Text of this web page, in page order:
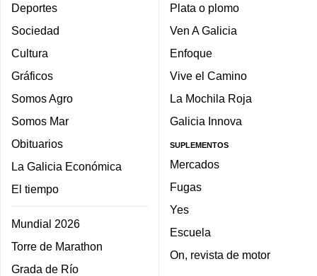
Deportes
Sociedad
Cultura
Gráficos
Somos Agro
Somos Mar
Obituarios
La Galicia Económica
El tiempo
Mundial 2026
Torre de Marathon
Grada de Río
Plata o plomo
Ven A Galicia
Enfoque
Vive el Camino
La Mochila Roja
Galicia Innova
SUPLEMENTOS
Mercados
Fugas
Yes
Escuela
On, revista de motor